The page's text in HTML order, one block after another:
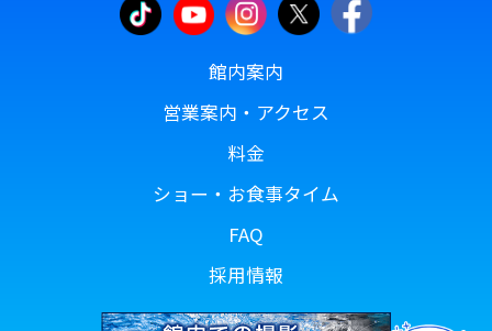
館内案内
営業案内・アクセス
料金
ショー・お食事タイム
FAQ
採用情報